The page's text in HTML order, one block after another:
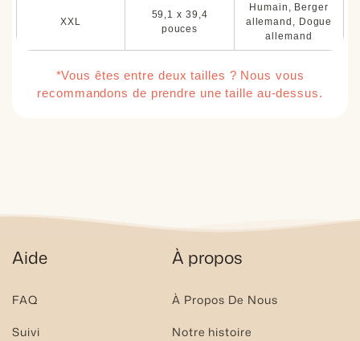
XXL
59,1 x 39,4
pouces
Humain, Berger
allemand, Dogue
allemand
*Vous êtes entre deux tailles ? Nous vous
recommandons de prendre une taille au-dessus.
Aide
FAQ
Suivi
À propos
À Propos De Nous
Notre histoire